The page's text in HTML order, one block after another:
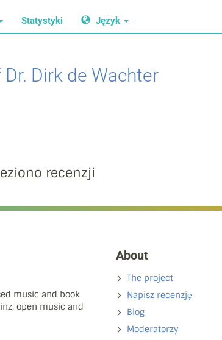
Statystyki Język
Dr. Dirk de Wachter
recenzji
music and book
open music and
About
The project
Napisz recenzję
Blog
Moderatorzy